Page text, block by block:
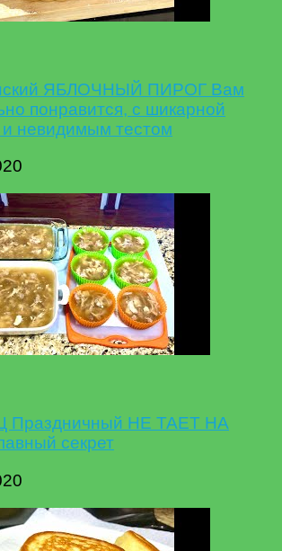
ЯБЛОЧНЫЙ ПИРОГ Вам
понравится, с шикарной
и невидимым тестом
НЕ ТАЕТ НА
секрет